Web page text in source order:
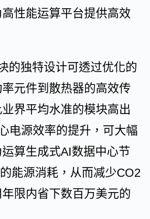
性能运算平台提供高效
的独特设计可透过优化的
元件到散热器的高效传
界平均水准的模块高出
电源效率的提升，可大幅
算生成式AI数据中心节
能源消耗，从而减少CO2
限内省下数百万美元的